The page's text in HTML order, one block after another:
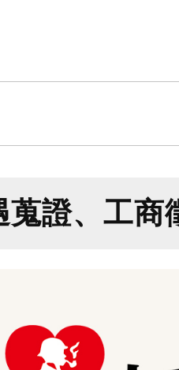
證、工商